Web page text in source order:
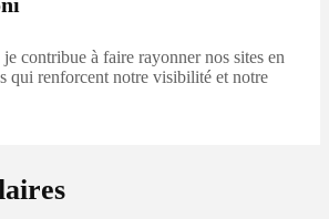
contribue à faire rayonner nos sites en
qui renforcent notre visibilité et notre